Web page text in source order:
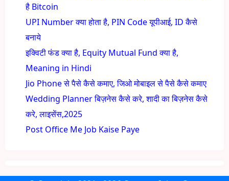
है Bitcoin
UPI Number क्या होता है, PIN Code यूपीआई, ID कैसे
बनाये
इक्विटी फंड क्या है, Equity Mutual Fund क्या है,
Meaning in Hindi
Jio Phone से पैसे कैसे कमाए, जिओ मोबाइल से पैसे कैसे कमाए
Wedding Planner बिज़नेस कैसे करे, शादी का बिज़नेस कैसे
करे, लाइसेंस,2025
Post Office Me Job Kaise Paye